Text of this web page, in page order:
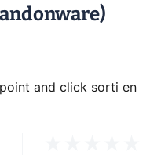
and click sorti en